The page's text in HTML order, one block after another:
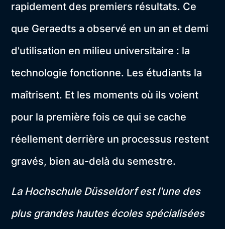
rapidement des premiers résultats. Ce
que Geraedts a observé en un an et demi
d'utilisation en milieu universitaire : la
technologie fonctionne. Les étudiants la
maîtrisent. Et les moments où ils voient
pour la première fois ce qui se cache
réellement derrière un processus restent
gravés, bien au-delà du semestre.
La Hochschule Düsseldorf est l'une des
plus grandes hautes écoles spécialisées